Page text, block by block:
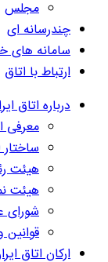
مجلس
چندرسانه ای
سامانه های
ارتباط با اتاق
درباره اتاق
معرفی
ساختار
هیئت
هیئت
شورای
قوانین
ارکان اتاق